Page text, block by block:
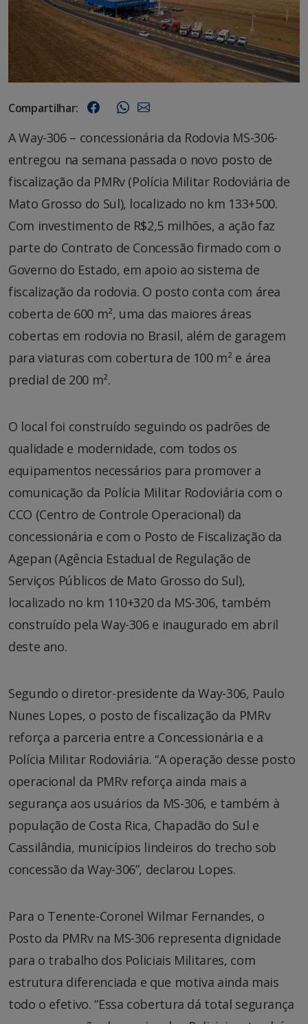
Compartilhar:
A Way-306 – concessionária da Rodovia MS-306-
entregou na semana passada o novo posto de
fiscalização da PMRv (Polícia Militar Rodoviária de
Mato Grosso do Sul), localizado no km 133+500.
Com investimento de R$2,5 milhões, a ação faz
parte do Contrato de Concessão firmado com o
Governo do Estado, em apoio ao sistema de
fiscalização da rodovia. O posto conta com área
coberta de 600 m², uma das maiores áreas
cobertas em rodovia no Brasil, além de garagem
para viaturas com cobertura de 100 m² e área
predial de 200 m².
O local foi construído seguindo os padrões de
qualidade e modernidade, com todos os
equipamentos necessários para promover a
comunicação da Polícia Militar Rodoviária com o
CCO (Centro de Controle Operacional) da
concessionária e com o Posto de Fiscalização da
Agepan (Agência Estadual de Regulação de
Serviços Públicos de Mato Grosso do Sul),
localizado no km 110+320 da MS-306, também
construído pela Way-306 e inaugurado em abril
deste ano.
Segundo o diretor-presidente da Way-306, Paulo
Nunes Lopes, o posto de fiscalização da PMRv
reforça a parceria entre a Concessionária e a
Polícia Militar Rodoviária. “A operação desse posto
operacional da PMRv reforça ainda mais a
segurança aos usuários da MS-306, e também à
população de Costa Rica, Chapadão do Sul e
Cassilândia, municípios lindeiros do trecho sob
concessão da Way-306”, declarou Lopes.
Para o Tenente-Coronel Wilmar Fernandes, o
Posto da PMRv na MS-306 representa dignidade
para o trabalho dos Policiais Militares, com
estrutura diferenciada e que motiva ainda mais
todo o efetivo. “Essa cobertura dá total segurança